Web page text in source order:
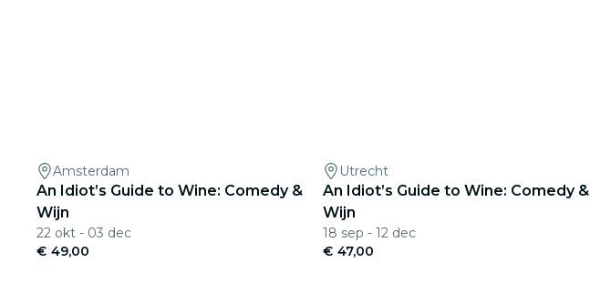
Amsterdam
An Idiot’s Guide to Wine: Comedy &
Wijn
22 okt - 03 dec
€ 49,00
Utrecht
An Idiot’s Guide to Wine: Comedy &
Wijn
18 sep - 12 dec
€ 47,00